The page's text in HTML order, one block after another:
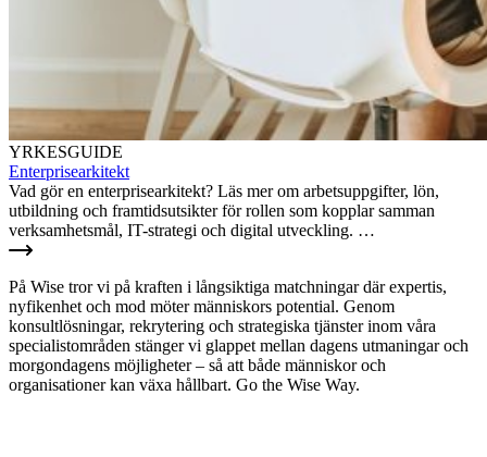
YRKESGUIDE
Enterprisearkitekt
Vad gör en enterprisearkitekt? Läs mer om arbetsuppgifter, lön,
utbildning och framtidsutsikter för rollen som kopplar samman
verksamhetsmål, IT-strategi och digital utveckling. …
På Wise tror vi på kraften i långsiktiga matchningar där expertis,
nyfikenhet och mod möter människors potential. Genom
konsultlösningar, rekrytering och strategiska tjänster inom våra
specialistområden stänger vi glappet mellan dagens utmaningar och
morgondagens möjligheter – så att både människor och
organisationer kan växa hållbart. Go the Wise Way.